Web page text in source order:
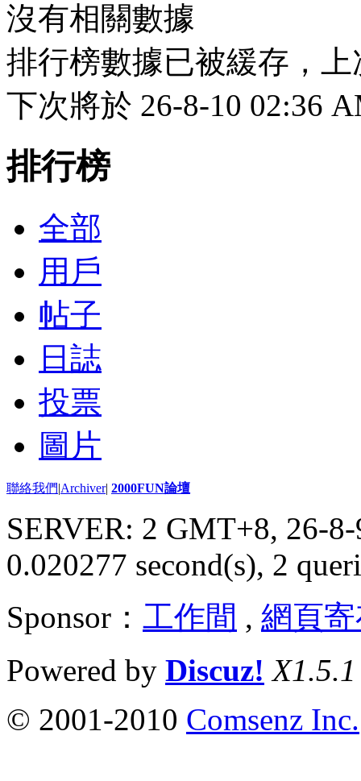
沒有相關數據
排行榜數據已被緩存，上
下次將於 26-8-10 02:36
排行榜
全部
用戶
帖子
日誌
投票
圖片
聯絡我們|Archiver| 2000FUN論壇
SERVER: 2 GMT+8, 26-
0.020277 second(s), 2
Sponsor： 工作間 , 網頁
Powered by Discuz! X1.5.1
© 2001-2010 Comsenz Inc.